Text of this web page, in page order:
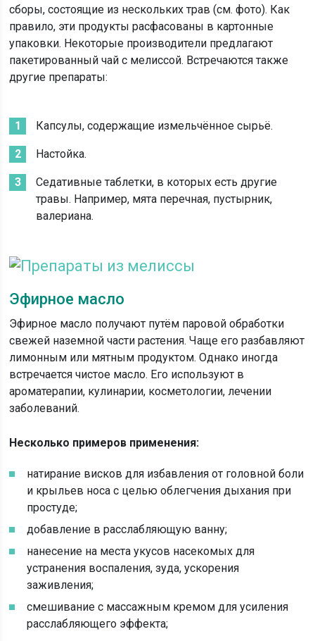
сборы, состоящие из нескольких трав (см. фото). Как
правило, эти продукты расфасованы в картонные
упаковки. Некоторые производители предлагают
пакетированный чай с мелиссой. Встречаются также
другие препараты:
Капсулы, содержащие измельчённое сырьё.
Настойка.
Седативные таблетки, в которых есть другие
травы. Например, мята перечная, пустырник,
валериана.
Эфирное масло
Эфирное масло получают путём паровой обработки
свежей наземной части растения. Чаще его разбавляют
лимонным или мятным продуктом. Однако иногда
встречается чистое масло. Его используют в
ароматерапии, кулинарии, косметологии, лечении
заболеваний.
Несколько примеров применения:
натирание висков для избавления от головной боли
и крыльев носа с целью облегчения дыхания при
простуде;
добавление в расслабляющую ванну;
нанесение на места укусов насекомых для
устранения воспаления, зуда, ускорения
заживления;
смешивание с массажным кремом для усиления
расслабляющего эффекта;